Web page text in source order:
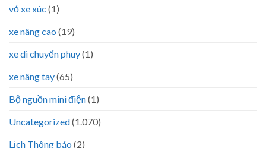
vỏ xe xúc (1)
xe nâng cao (19)
xe di chuyển phuy(1)
xe nâng tay(65)
Bộ nguồn mini điện(1)
Uncategorized(1.070)
Lịch Thông báo (2)